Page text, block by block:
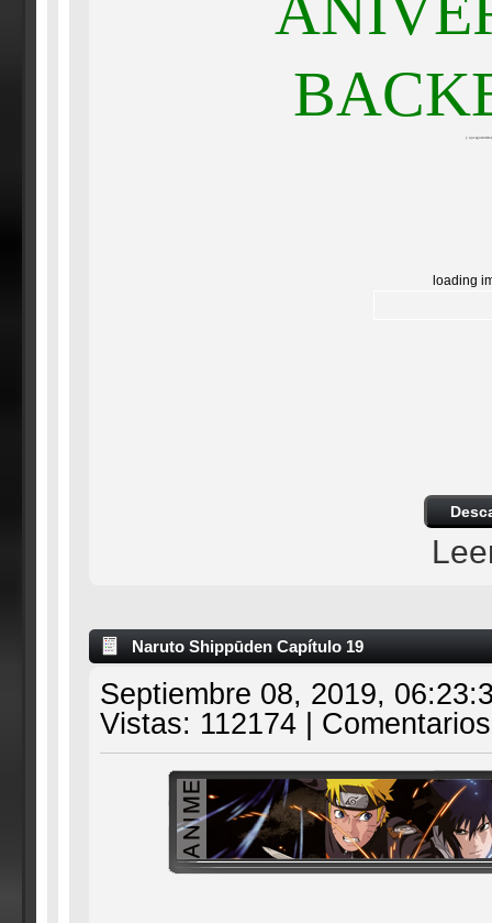
y que
loading
Naruto Shippūden Capítulo 19
Septiembre 08, 2019,
Vistas: 112174 |